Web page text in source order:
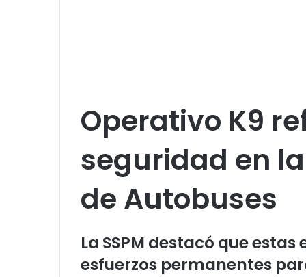
Operativo K9
seguridad en
de Autobuses
La SSPM destacó que
esfuerzos permanentes